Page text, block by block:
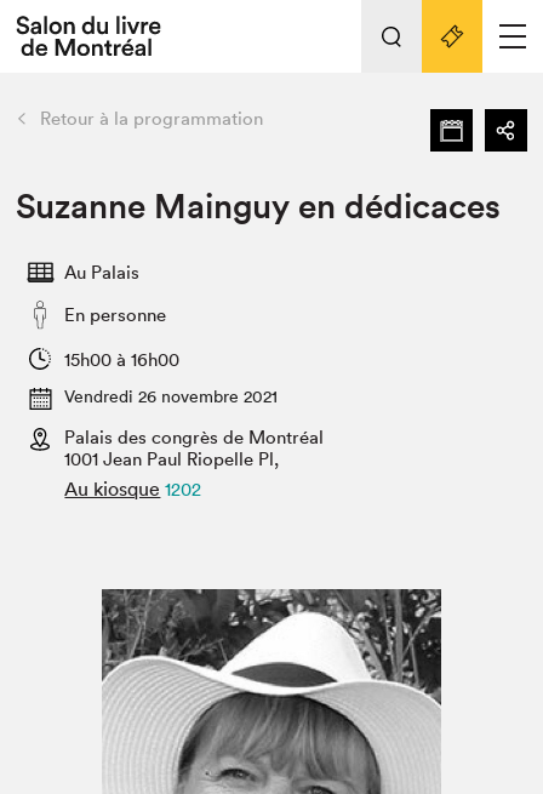
Espace médias
Espace exposant⋅e⋅s
Espace pro
Tout sur l'édition 2022
Actualités
Vidéos et Balados
Club de lecture Braindate
retour Nos activités
Édition 2022
Planifier sa visite
Projets partenaires 2022
Archives
Liens pratiques
Retour à la programmation
Suzanne Mainguy en dédicaces
Au Palais
En personne
15h00 à 16h00
Vendredi 26 novembre 2021
Palais des congrès de Montréal
1001 Jean Paul Riopelle Pl,
Au kiosque 1202